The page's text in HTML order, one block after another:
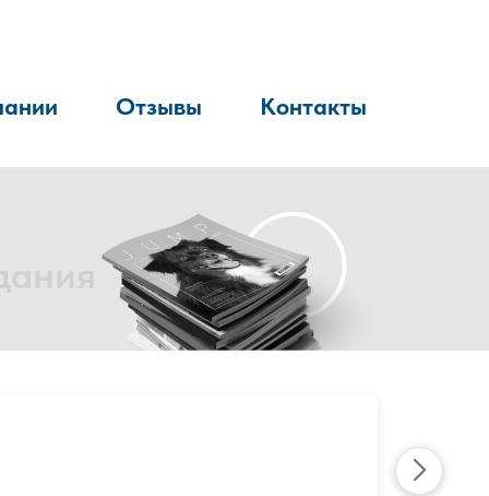
Отзывы Контакты